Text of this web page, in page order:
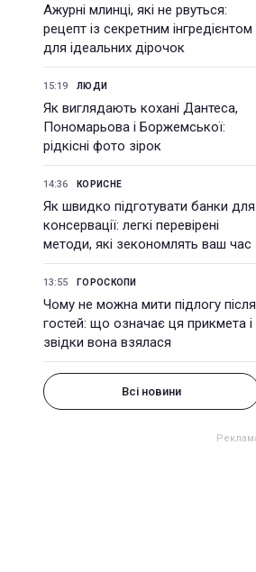
Ажурні млинці, які не рвуться:
рецепт із секретним інгредієнтом
для ідеальних дірочок
15:19 ЛЮДИ
Як виглядають кохані Дантеса,
Пономарьова і Боржемської:
рідкісні фото зірок
14:36 КОРИСНЕ
Як швидко підготувати банки для
консервації: легкі перевірені
методи, які зекономлять ваш час
13:55 ГОРОСКОПИ
Чому не можна мити підлогу після
гостей: що означає ця прикмета і
звідки вона взялася
Всі новини